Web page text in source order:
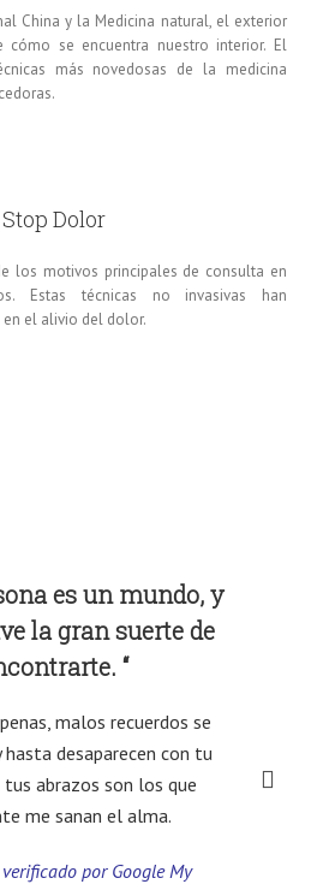
China y la Medicina natural, el exterior
cómo se encuentra nuestro interior. El
más novedosas de la medicina
Stop Dolor
los motivos principales de consulta en
Estas técnicas no invasivas han
el alivio del dolor.
es un mundo, y
la gran suerte de
“
malos recuerdos se
hasta desaparecen con tu
tus abrazos son los que
me sanan el alma.
por Google My